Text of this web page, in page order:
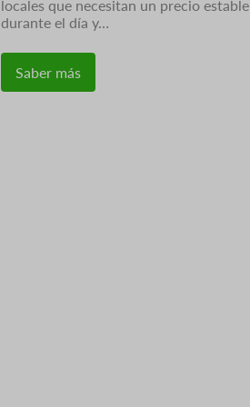
locales que necesitan un precio estable
durante el día y…
Saber más